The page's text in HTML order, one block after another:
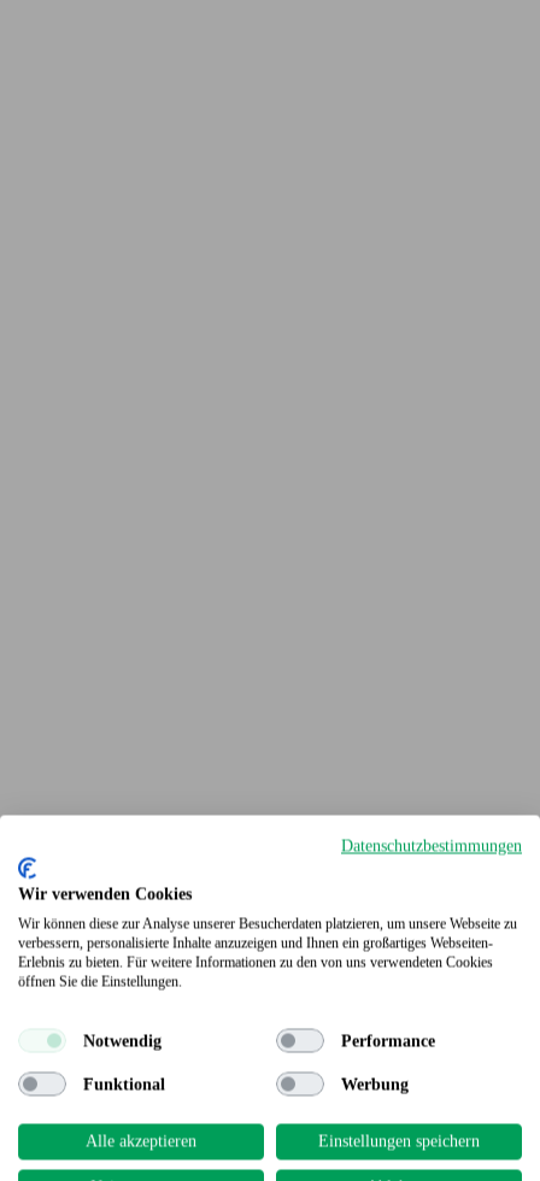
Terrassendielen
Datenschutzbestimmungen
Wir verwenden Cookies
Wir können diese zur Analyse unserer Besucherdaten platzieren, um unsere Webseite zu
verbessern, personalisierte Inhalte anzuzeigen und Ihnen ein großartiges Webseiten-
Erlebnis zu bieten. Für weitere Informationen zu den von uns verwendeten Cookies
öffnen Sie die Einstellungen.
Notwendig Performance
Funktional Werbung
Alle akzeptieren Einstellungen speichern